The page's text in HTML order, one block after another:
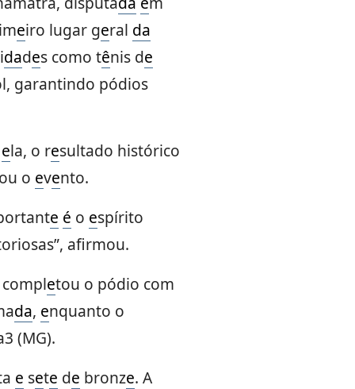
eiro lugar geral da
dades como tênis de
garantindo pódios
ela, o resultado histórico
o evento.
e é o espírito
afirmou.
etou o pódio com
da, enquanto o
(MG).
e sete de bronze. A